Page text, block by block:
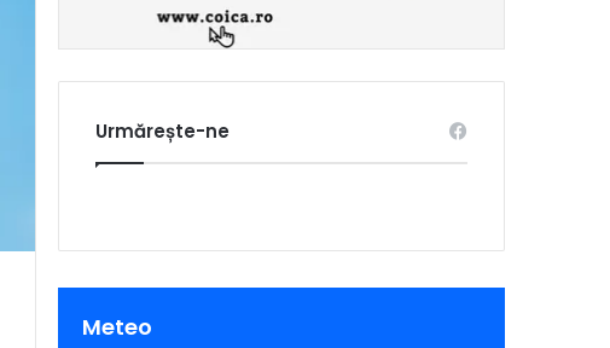
Urmărește-ne
Meteo